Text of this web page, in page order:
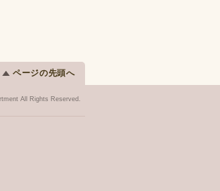
ページの先頭へ
All Rights Reserved.